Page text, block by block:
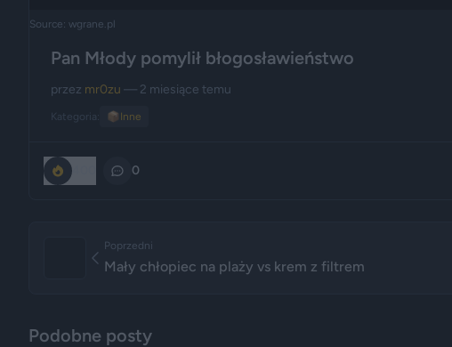
Source: wgrane.pl
Pan Młody pomylił błogosławieństwo
przez mr0zu — 2 miesiące temu
Kategoria: 📦 Inne
0
Poprzedni
Mały chłopiec na plaży vs krem z filtrem
Podobne posty